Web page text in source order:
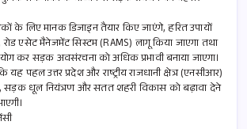
के लिए मानक डिजाइन तैयार किए जाएंगे, हरित उपायों
रोड एसेट मैनेजमेंट सिस्टम (RAMS) लागू किया जाएगा तथा
कर सड़क अवसंरचना को अधिक प्रभावी बनाया जाएगा।
यह पहल उत्तर प्रदेश और राष्ट्रीय राजधानी क्षेत्र (एनसीआर)
सड़क धूल नियंत्रण और सतत शहरी विकास को बढ़ावा देने